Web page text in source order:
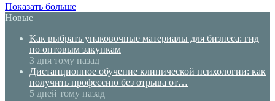
Показать больше
Новые
Как выбрать упаковочные материалы для бизнеса: гид
по оптовым закупкам
3 дня тому назад
Дистанционное обучение клинической психологии: как
получить профессию без отрыва от…
5 дней тому назад